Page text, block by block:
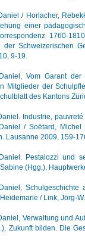
/ Horlacher,
einer
1760-
der Schweizerischen
9-19.
Vom Garant
Mitglieder der
des Kantons
Industrie,
/ Soëtard,
Lausanne 2009, 159-
Pestalozzi und
(Hgg.),
/ Link, Jörg-
Verwaltung und
Zukunft bilden. Die